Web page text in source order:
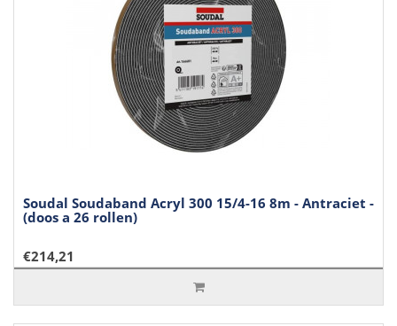
Soudal Soudaband Acryl 300 15/4-16 8m - Antraciet -
(doos a 26 rollen)
€214,21